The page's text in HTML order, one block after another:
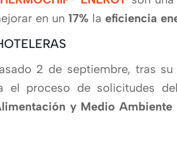
en un 17% la eficiencia
2 de septiembre, tras
el proceso de solicitudes
y Medio Ambiente